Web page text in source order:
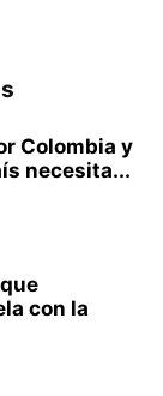
Colombia y
necesita...
con la